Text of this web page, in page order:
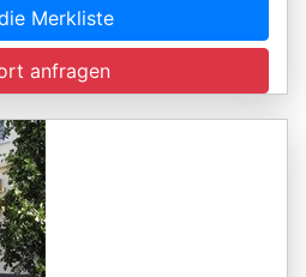
Merkliste
anfragen